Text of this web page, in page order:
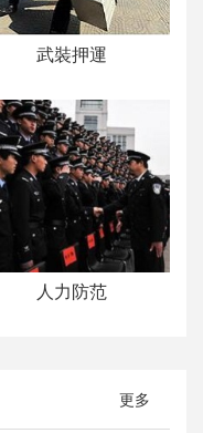
武裝押運
人力防范
更多